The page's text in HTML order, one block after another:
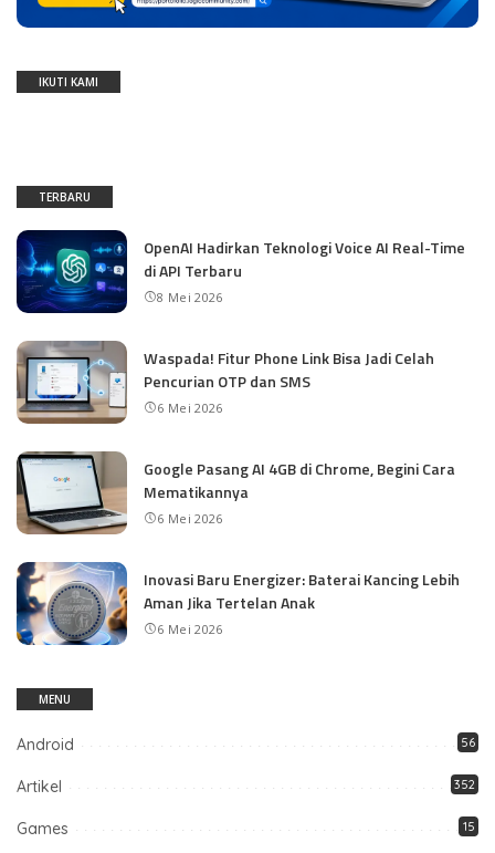
IKUTI KAMI
TERBARU
OpenAI Hadirkan Teknologi Voice AI Real-Time
di API Terbaru
8 Mei 2026
Waspada! Fitur Phone Link Bisa Jadi Celah
Pencurian OTP dan SMS
6 Mei 2026
Google Pasang AI 4GB di Chrome, Begini Cara
Mematikannya
6 Mei 2026
Inovasi Baru Energizer: Baterai Kancing Lebih
Aman Jika Tertelan Anak
6 Mei 2026
MENU
Android 56
Artikel 352
Games 15